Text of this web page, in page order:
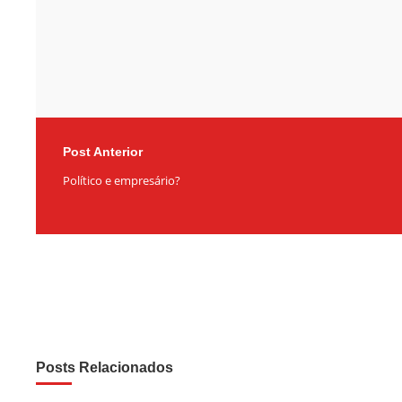
Post Anterior
Político e empresário?
Posts Relacionados